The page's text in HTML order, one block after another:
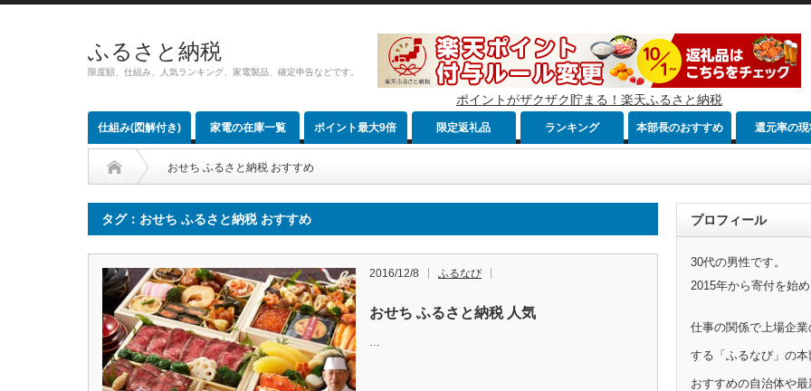
ふるさと納税
限度額、仕組み、人気ランキング、家電製品、確定申告などです。
ポイントがザクザク貯まる！楽天ふるさと納税
仕組み(図解付き) 家電の在庫一覧 ポイント最大9倍 限定返礼品 ランキング 本部長のおすすめ 還元率の
おせち ふるさと納税 おすすめ
タグ：おせち ふるさと納税 おすすめ
2016/12/8 ふるなび
おせち ふるさと納税 人気
…
プロフィール
30代の男性です。
2015年から寄付を始
仕事の関係で上場企
する「ふるなび」の
おすすめの自治体や